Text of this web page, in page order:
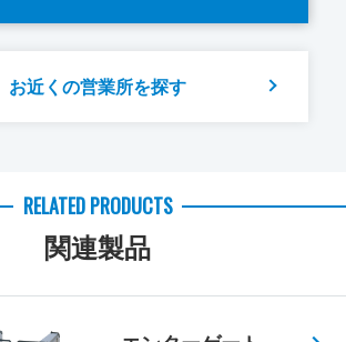
お近くの営業所を探す
RELATED PRODUCTS
関連製品